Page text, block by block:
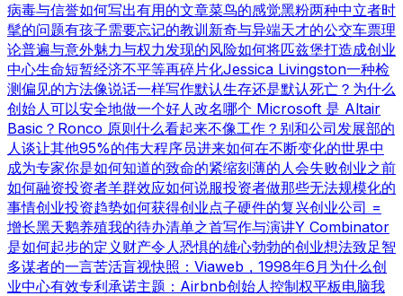
病毒与信誉如何写出有用的文章菜鸟的感觉黑粉两种中立者时
髦的问题有孩子需要忘记的教训 新奇与异端天才的公交车票理
论普遍与意外魅力与权力发现的风险如何将匹兹堡打造成创业
中心生命短暂经济不平等再碎片化Jessica Livingston一种检
测偏见的方法像说话一样写作默认生存还是默认死亡？ 为什么
创始人可以安全地做一个好人改名哪个 Microsoft 是 Altair
Basic？ Ronco 原则什么看起来不像工作？ 别和公司发展部的
人谈让其他95%的伟大程序员进来如何在不断变化的世界中
成为专家你是如何知道的致命的紧缩刻薄的人会失败创业之前
如何融资投资者羊群效应如何说服投资者做那些无法规模化的
事情创业投资趋势如何获得创业点子硬件的复兴创业公司 =
增长黑天鹅养殖我的待办清单之首写作与演讲Y Combinator
是如何起步的定义财产令人恐惧的雄心勃勃的创业想法致足智
多谋者的一言苦活盲视快照：Viaweb，1998年6月 为什么创
业中心有效专利承诺主题：Airbnb创始人控制权平板电脑我